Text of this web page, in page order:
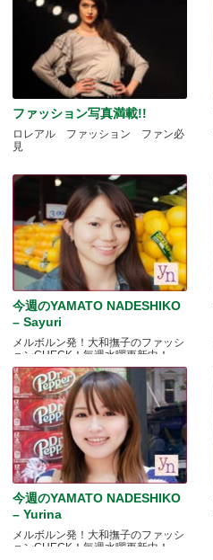
ファッション写真満載!!
ロレアル ファッション ファン必
見
今週のYAMATO NADESHIKO
– Sayuri
メルボルン発！大和撫子のファッシ
ョンCHECK！毎週水曜更新中！
今週のYAMATO NADESHIKO
– Yurina
メルボルン発！大和撫子のファッシ
ョンCHECK！毎週水曜更新中！